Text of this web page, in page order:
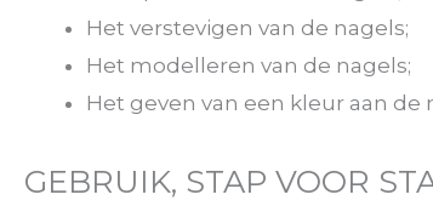
Het verstevigen van de nagels;
Het modelleren van de nagels;
Het geven van een kleur aan de
GEBRUIK, STAP VOOR